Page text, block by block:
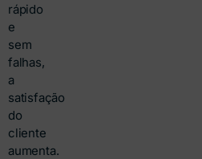
rápido
e
sem
falhas,
a
satisfação
do
cliente
aumenta.